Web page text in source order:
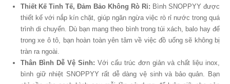
Thiết Kế Tinh Tế, Đảm Bảo Không Rò Rỉ: Bình SNOPPYY được
thiết kế với nắp kín chặt, giúp ngăn ngừa việc rò rỉ nước trong quá
trình di chuyển. Dù bạn mang theo bình trong túi xách, balo hay để
trong xe ô tô, bạn hoàn toàn yên tâm về việc đồ uống sẽ không bị
tràn ra ngoài.
Thân Bình Dễ Vệ Sinh: Với cấu trúc đơn giản và chất liệu inox,
bình giữ nhiệt SNOPPYY rất dễ dàng vệ sinh và bảo quản. Bạn